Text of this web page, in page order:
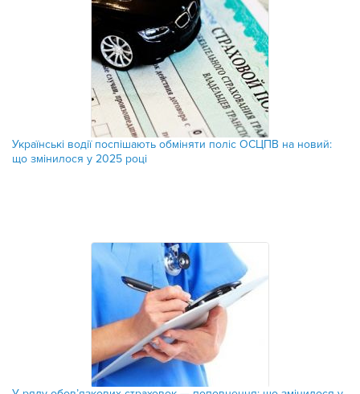
Українські водії поспішають обміняти поліс ОСЦПВ на новий:
що змінилося у 2025 році